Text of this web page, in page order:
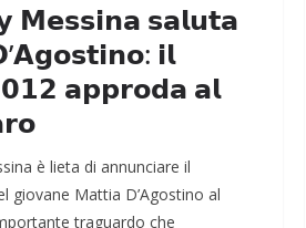
𝗠𝗲𝘀𝘀𝗶𝗻𝗮 𝘀𝗮𝗹𝘂𝘁𝗮
𝗶𝗹
𝗮𝗽𝗽𝗿𝗼𝗱𝗮 𝗮𝗹
è lieta di annunciare il
giovane Mattia D’Agostino al
traguardo che